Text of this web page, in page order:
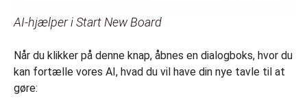
AI-hjælper i Start New Board
Når du klikker på denne knap, åbnes en dialogboks, hvor du
kan fortælle vores AI, hvad du vil have din nye tavle til at
gøre: